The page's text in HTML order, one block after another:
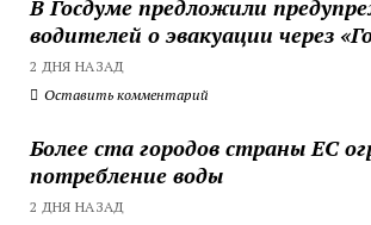
В Госдуме предложили
водителей о эвакуации через
2 ДНЯ НАЗАД
Оставить комментарий
Более ста городов страны ЕС
потребление воды
2 ДНЯ НАЗАД